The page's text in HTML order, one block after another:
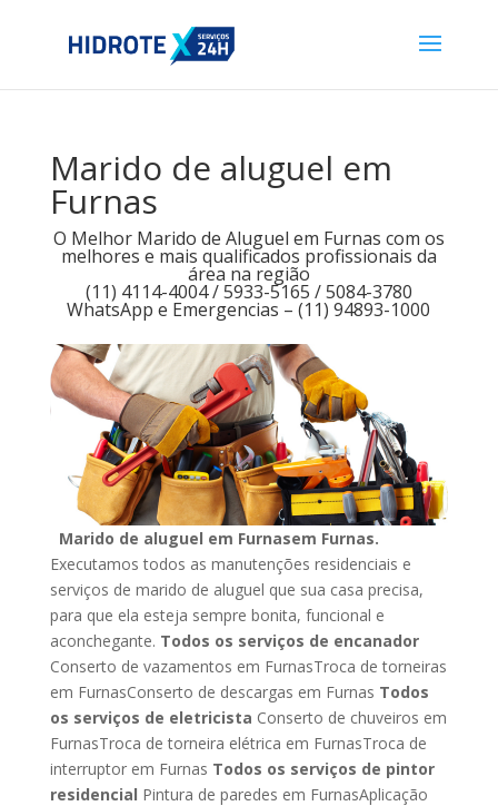
Marido de aluguel em
Furnas
O Melhor Marido de Aluguel em Furnas com os
melhores e mais qualificados profissionais da
área na região
(11) 4114-4004 / 5933-5165 / 5084-3780
WhatsApp e Emergencias – (11) 94893-1000
Marido de aluguel em Furnasem Furnas.
Executamos todos as manutenções residenciais e
serviços de marido de aluguel que sua casa precisa,
para que ela esteja sempre bonita, funcional e
aconchegante. Todos os serviços de encanador
Conserto de vazamentos em FurnasTroca de torneiras
em FurnasConserto de descargas em Furnas Todos
os serviços de eletricista Conserto de chuveiros em
FurnasTroca de torneira elétrica em FurnasTroca de
interruptor em Furnas Todos os serviços de pintor
residencial Pintura de paredes em FurnasAplicação